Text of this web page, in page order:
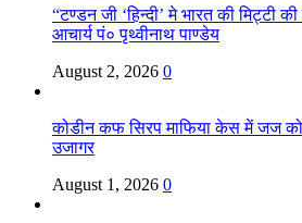
“टण्डन जी ‘हिन्दी’ मे भारत की
आचार्य पं० पृथ्वीनाथ पाण्डेय
August 2, 2026 0
कोडीन कफ सिरप माफिया केस में जज
उजागर
August 1, 2026 0